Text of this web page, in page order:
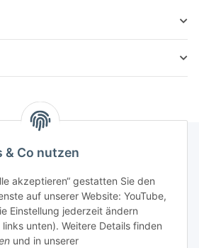
& Co nutzen
akzeptieren“ gestatten Sie den
auf unserer Website: YouTube,
Einstellung jederzeit ändern
unten). Weitere Details finden
und in unserer